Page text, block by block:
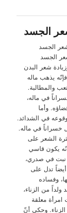
الجسد
الجسد
الجسد
شعر البدن
يذهب ماله
والمطالبة.
في ماله،
وأما
في الشدائد.
في ماله.
الشعر على
يكون قاسي
نبت في صدري،
تدل على
وفساده
ولداً من الزناء،
معلقة
وحكي أنّ